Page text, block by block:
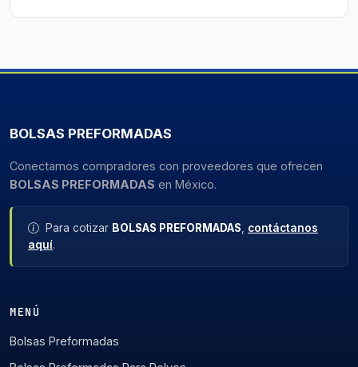
BOLSAS PREFORMADAS
Conectamos compradores con proveedores que ofrecen
BOLSAS PREFORMADAS en México.
Para cotizar BOLSAS PREFORMADAS
contáctanos
aquí.
MENÚ
Bolsas Preformadas